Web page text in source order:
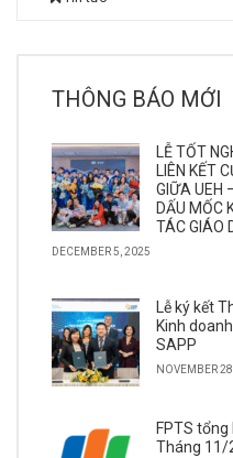
THÔNG BÁO MỚI
LỄ TỐT
LIÊN KẾT
GIỮA UEH
DẤU MỐC
TÁC GIÁO
DECEMBER 5, 2025
Lễ ký kết
Kinh
SAPP
NOVEMBER
FPTS tổng
Tháng 11/